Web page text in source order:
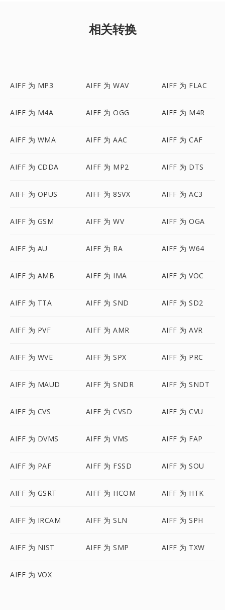
相关转换
AIFF 为 MP3 AIFF 为 WAV AIFF 为 FLAC
AIFF 为 M4A AIFF 为 OGG AIFF 为 M4R
AIFF 为 WMA AIFF 为 AAC AIFF 为 CAF
AIFF 为 CDDA AIFF 为 MP2 AIFF 为 DTS
AIFF 为 OPUS AIFF 为 8SVX AIFF 为 AC3
AIFF 为 GSM AIFF 为 WV AIFF 为 OGA
AIFF 为 AU AIFF 为 RA AIFF 为 W64
AIFF 为 AMB AIFF 为 IMA AIFF 为 VOC
AIFF 为 TTA AIFF 为 SND AIFF 为 SD2
AIFF 为 PVF AIFF 为 AMR AIFF 为 AVR
AIFF 为 WVE AIFF 为 SPX AIFF 为 PRC
AIFF 为 MAUD AIFF 为 SNDR AIFF 为 SNDT
AIFF 为 CVS AIFF 为 CVSD AIFF 为 CVU
AIFF 为 DVMS AIFF 为 VMS AIFF 为 FAP
AIFF 为 PAF AIFF 为 FSSD AIFF 为 SOU
AIFF 为 GSRT AIFF 为 HCOM AIFF 为 HTK
AIFF 为 IRCAM AIFF 为 SLN AIFF 为 SPH
AIFF 为 NIST AIFF 为 SMP AIFF 为 TXW
AIFF 为 VOX